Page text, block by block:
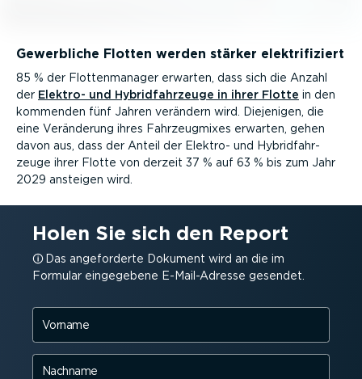
Gewerbliche Flotten werden stärker elektri­fi­ziert
85 % der Flotten­ma­nager erwarten, dass sich die Anzahl
der Elektro- und Hybridfahr­zeuge in ihrer Flotte in den
kommenden fünf Jahren verändern wird. Diejenigen, die
eine Veränderung ihres Fahrzeug­mixes erwarten, gehen
davon aus, dass der Anteil der Elektro- und Hybridfahr­
zeuge ihrer Flotte von derzeit 37 % auf 63 % bis zum Jahr
2029 ansteigen wird.
Holen Sie sich den Report
Das angefor­derte Dokument wird an die im
Formular eingegebene E-Mail-A­dresse gesendet.
Vorname
Nachname